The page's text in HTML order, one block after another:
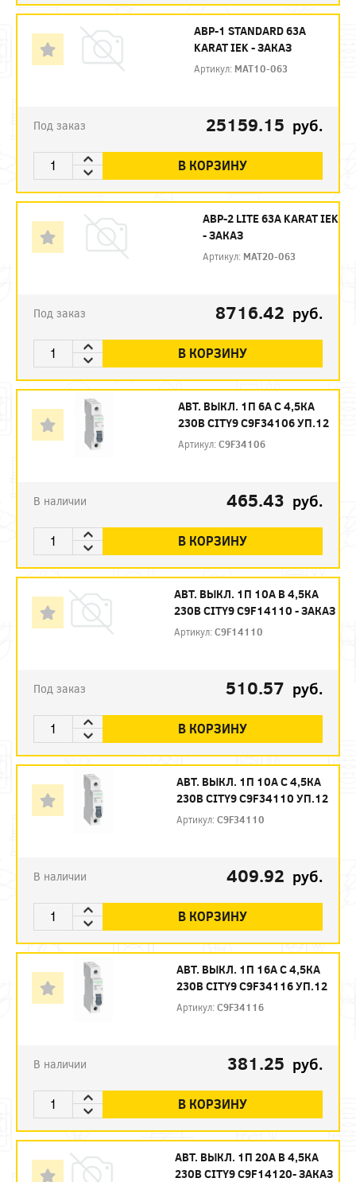
АВР-1 STANDARD 63А
KARAT IEK - ЗАКАЗ
Артикул: MAT10-063
Под заказ 25159.15 руб.
В КОРЗИНУ
АВР-2 LITE 63А KARAT IEK
- ЗАКАЗ
Артикул: MAT20-063
Под заказ 8716.42 руб.
В КОРЗИНУ
АВТ. ВЫКЛ. 1П 6А С 4,5КА
230В CITY9 C9F34106 УП.12
Артикул:C9F34106
В наличии 465.43 руб.
В КОРЗИНУ
АВТ. ВЫКЛ. 1П 10А B 4,5КА
230В CITY9 C9F14110 - ЗАКАЗ
Артикул:C9F14110
Под заказ 510.57 руб.
В КОРЗИНУ
АВТ. ВЫКЛ. 1П 10А С 4,5КА
230В CITY9 C9F34110 УП.12
Артикул:C9F34110
В наличии 409.92 руб.
В КОРЗИНУ
АВТ. ВЫКЛ. 1П 16А С 4,5КА
230В CITY9 C9F34116 УП.12
Артикул:C9F34116
В наличии 381.25 руб.
В КОРЗИНУ
АВТ. ВЫКЛ. 1П 20А B 4,5КА
230В CITY9 C9F14120- ЗАКАЗ